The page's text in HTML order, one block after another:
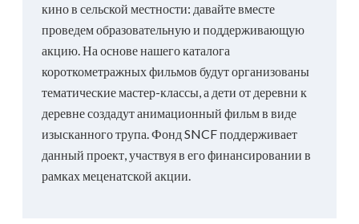
кино в сельской местности: давайте вместе
проведем образовательную и поддерживающую
акцию. На основе нашего каталога
короткометражных фильмов будут организованы
тематические мастер-классы, а дети от деревни к
деревне создадут анимационный фильм в виде
изысканного трупа. Фонд SNCF поддерживает
данный проект, участвуя в его финансировании в
рамках меценатской акции.